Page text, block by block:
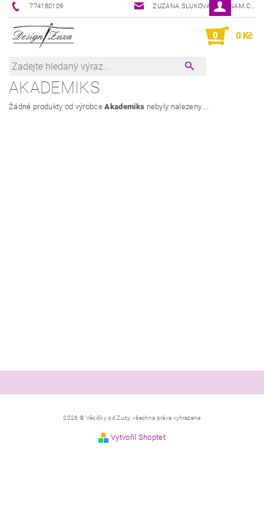
774180109 ZUZANA.SLUKOVA@SEZNAM.CZ
0 0 Kč
AKADEMIKS
Žádné produkty od výrobceAkademiks nebyly nalezeny....
2026 © Věcičky od Zuzy, všechna práva vyhrazena
Vytvořil Shoptet